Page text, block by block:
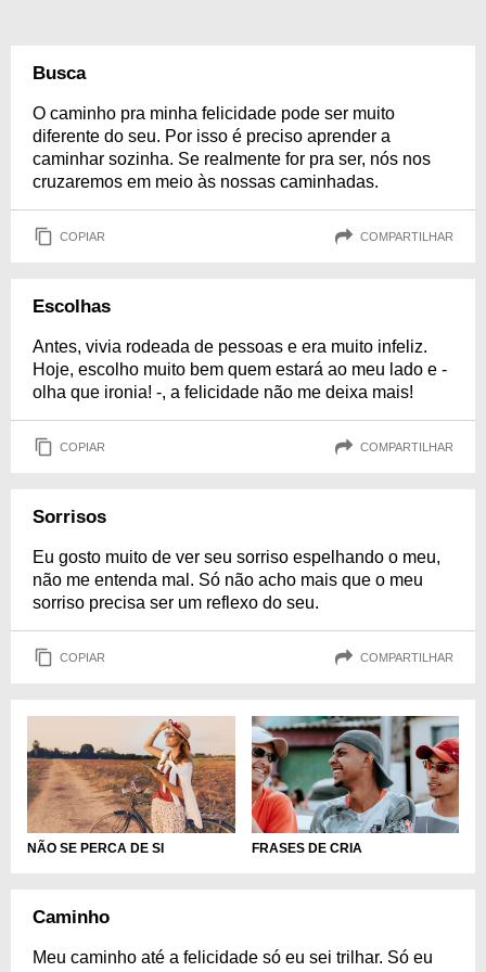
Busca
O caminho pra minha felicidade pode ser muito
diferente do seu. Por isso é preciso aprender a
caminhar sozinha. Se realmente for pra ser, nós nos
cruzaremos em meio às nossas caminhadas.
COPIAR COMPARTILHAR
Escolhas
Antes, vivia rodeada de pessoas e era muito infeliz.
Hoje, escolho muito bem quem estará ao meu lado e -
olha que ironia! -, a felicidade não me deixa mais!
COPIAR COMPARTILHAR
Sorrisos
Eu gosto muito de ver seu sorriso espelhando o meu,
não me entenda mal. Só não acho mais que o meu
sorriso precisa ser um reflexo do seu.
COPIAR COMPARTILHAR
NÃO SE PERCA DE SI FRASES DE CRIA
Caminho
Meu caminho até a felicidade só eu sei trilhar. Só eu